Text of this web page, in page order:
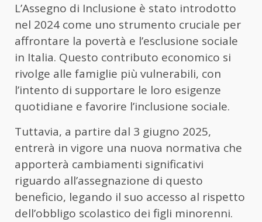
L’Assegno di Inclusione è stato introdotto
nel 2024 come uno strumento cruciale per
affrontare la povertà e l’esclusione sociale
in Italia. Questo contributo economico si
rivolge alle famiglie più vulnerabili, con
l’intento di supportare le loro esigenze
quotidiane e favorire l’inclusione sociale.
Tuttavia, a partire dal 3 giugno 2025,
entrerà in vigore una nuova normativa che
apporterà cambiamenti significativi
riguardo all’assegnazione di questo
beneficio, legando il suo accesso al rispetto
dell’obbligo scolastico dei figli minorenni.